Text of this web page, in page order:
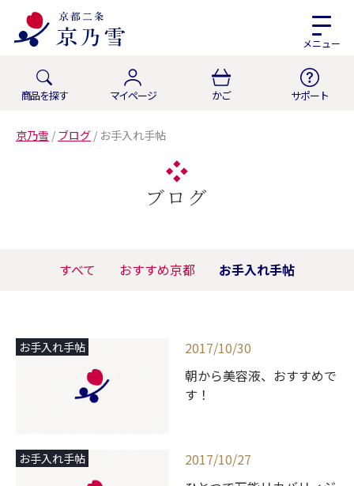
メニュー
商品を探す マイページ かご サポート
京乃雪 / ブログ / お手入れ手帖
ブログ
すべて おすすめ京都 お手入れ手帖
お手入れ手帖
2017/10/30
朝から美容液、おすすめで
す！
お手入れ手帖
2017/10/27